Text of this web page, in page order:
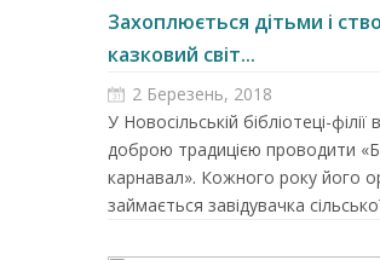
Захоплюється дітьми і
казковий світ...
2 Березень, 2018
У Новосільській бібліотеці-філії
доброю традицією проводити
карнавал». Кожного року його
займається завідувачка